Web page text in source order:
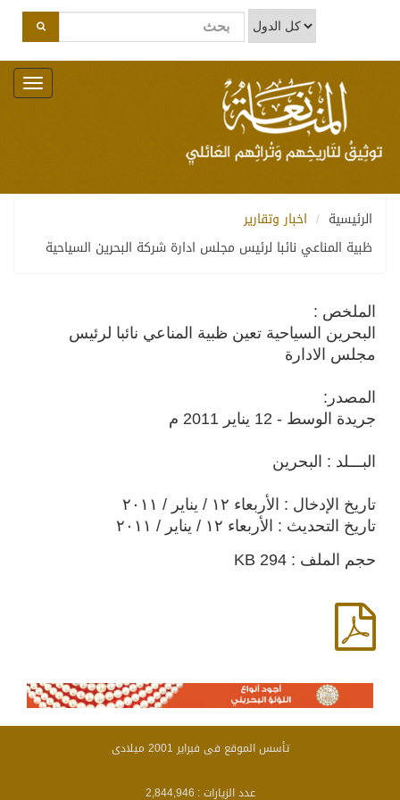
Toggle
navigation
الرئيسية
اخبار وتقارير
ظبية المناعي نائبا لرئيس مجلس ادارة شركة البحرين السياحية
الملخص :
البحرين السياحية تعين ظبية المناعي نائبا لرئيس
مجلس الادارة
المصدر:
جريدة الوسط - 12 يناير 2011 م
البـــلد : البحرين
تاريخ الإدخال : الأربعاء ١٢ / يناير / ٢٠١١
تاريخ التحديث : الأربعاء ١٢ / يناير / ٢٠١١
حجم الملف : 294 KB
تأسس الموقع فى فبراير 2001 ميلادى
عدد الزيارات : 2,844,946